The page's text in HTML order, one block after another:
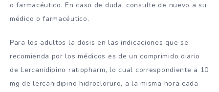
o farmacéutico. En caso de duda, consulte de nuevo a su
médico o farmacéutico.
Para los adultos la dosis en las indicaciones que se
recomienda por los médicos es de un comprimido diario
de Lercanidipino ratiopharm, lo cual correspondiente a 10
mg de lercanidipino hidrocloruro, a la misma hora cada